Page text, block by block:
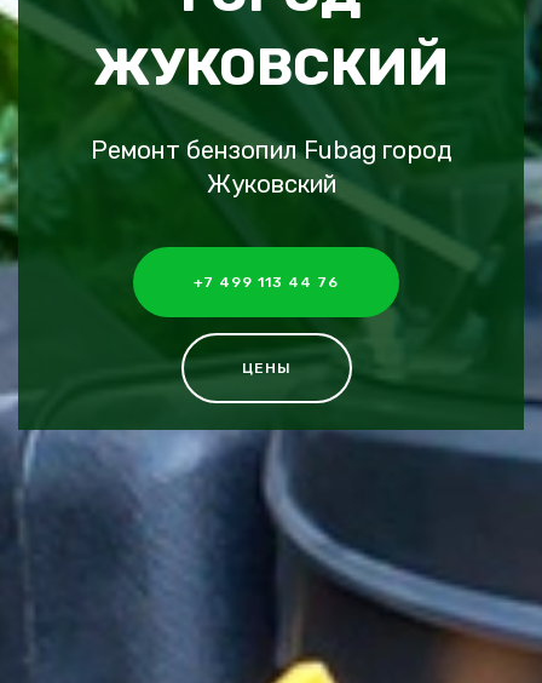
ЖУКОВСКИЙ
Ремонт бензопил Fubag город
Жуковский
+7 499 113 44 76
ЦЕНЫ